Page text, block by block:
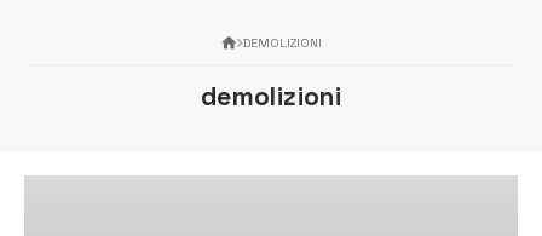
DEMOLIZIONI
demolizioni